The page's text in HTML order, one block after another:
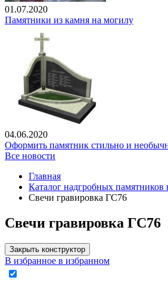
01.07.2020
Памятники из камня на могилу
04.06.2020
Оформить памятник стильно и
Все новости
Главная
Каталог надгробных памятников
Свечи гравировка ГС76
Свечи гравировка ГС76
Закрыть конструктор
В избранное в избранном